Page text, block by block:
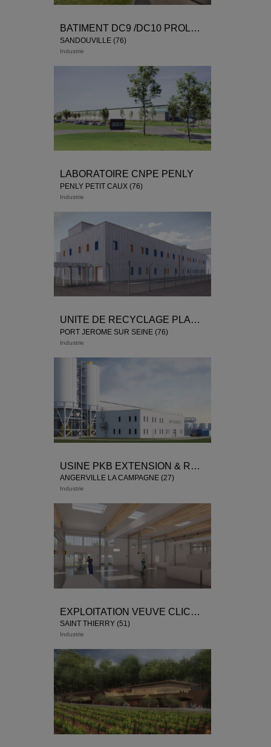
BATIMENT DC9 /DC10 PROLOGIS
SANDOUVILLE (76)
Industrie
LABORATOIRE CNPE PENLY
PENLY PETIT CAUX (76)
Industrie
UNITE DE RECYCLAGE PLASTIC ENERGY
PORT JEROME SUR SEINE (76)
Industrie
ANGERVILLE LA CAMPAGNE (27)
Industrie
EXPLOITATION VEUVE CLICQUOT
SAINT THIERRY (51)
Industrie